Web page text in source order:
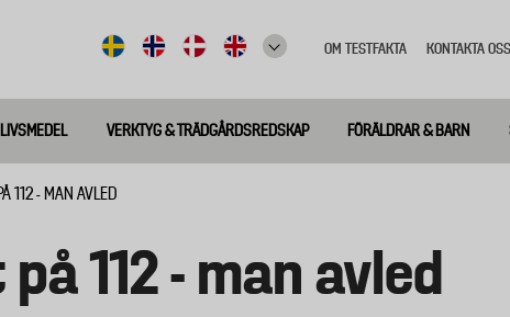
meny
OM TESTFAKTA KONTAKTA OSS
LIVSMEDEL VERKTYG & TRÄDGÅRDSREDSKAP FÖRÄLDRAR & BARN
112 - MAN AVLED
112 - man avled